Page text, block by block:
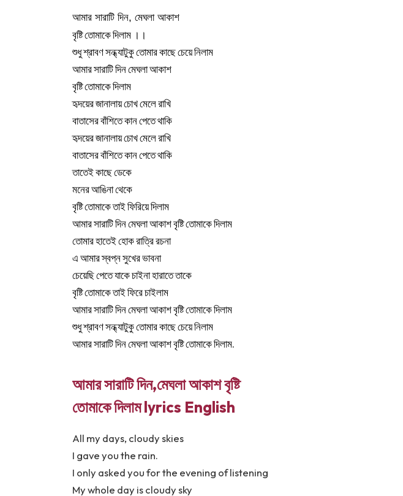
আমার সারাটি দিন, মেঘলা আকাশ
বৃষ্টি তোমাকে দিলাম ।।
শুধু শ্রাবণ সন্ধ্যাটুকু তোমার কাছে চেয়ে নিলাম
আমার সারাটি দিন মেঘলা আকাশ
বৃষ্টি তোমাকে দিলাম
হৃদয়ের জানালায় চোখ মেলে রাখি
বাতাসের বাঁশিতে কান পেতে থাকি
হৃদয়ের জানালায় চোখ মেলে রাখি
বাতাসের বাঁশিতে কান পেতে থাকি
তাতেই কাছে ডেকে
মনের আঙিনা থেকে
বৃষ্টি তোমাকে তাই ফিরিয়ে দিলাম
আমার সারাটি দিন মেঘলা আকাশ বৃষ্টি তোমাকে দিলাম
তোমার হাতেই হোক রাত্রি রচনা
এ আমার স্বপ্ন সুখের ভাবনা
চেয়েছি পেতে যাকে চাইনা হারাতে তাকে
বৃষ্টি তোমাকে তাই ফিরে চাইলাম
আমার সারাটি দিন মেঘলা আকাশ বৃষ্টি তোমাকে দিলাম
শুধু শ্রাবণ সন্ধ্যাটুকু তোমার কাছে চেয়ে নিলাম
আমার সারাটি দিন মেঘলা আকাশ বৃষ্টি তোমাকে দিলাম.
আমার সারাটি দিন,মেঘলা আকাশ বৃষ্টি
তোমাকে দিলাম lyrics English
All my days, cloudy skies
I gave you the rain.
I only asked you for the evening of listening
My whole day is cloudy sky